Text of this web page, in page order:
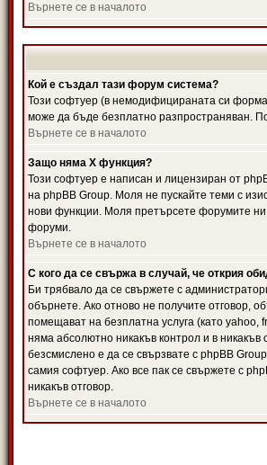
Върнете се в началото
Кой е създал тази форум система?
Този софтуер (в немодифицираната си
може да бъде безплатно разпространяван.
Върнете се в началото
Защо няма X функция?
Този софтуер е написан и лицензиран от
на phpBB Group. Моля не пускайте теми с
нови функции. Моля претърсете форумите
форуми.
Върнете се в началото
С кого да се свържа в случай, че открия
Би трябвало да се свържете с
обърнете. Ако отново не получите отговор,
помещават на безплатна услуга (като yahoo,
няма абсолютно никакъв контрол и в
безсмислено е да се свързвате с phpBB
самия софтуер. Ако все пак се свържете с
никакъв отговор.
Върнете се в началото